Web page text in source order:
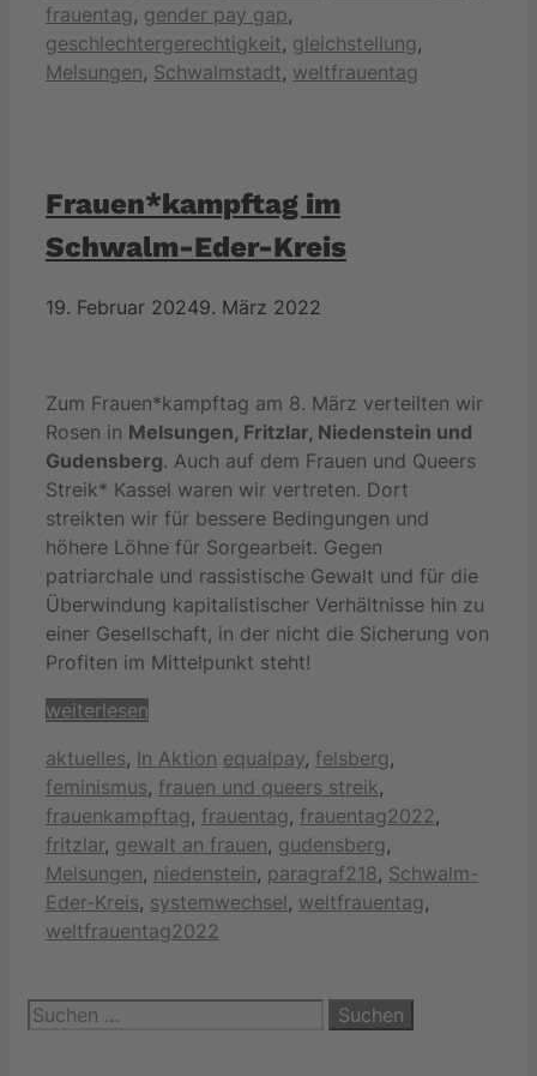
frauentag, gender pay gap,
geschlechtergerechtigkeit, gleichstellung,
Melsungen, Schwalmstadt, weltfrauentag
Frauen*kampftag im
Schwalm-Eder-Kreis
19. Februar 20249. März 2022
Zum Frauen*kampftag am 8. März verteilten wir
Rosen in Melsungen, Fritzlar, Niedenstein und
Gudensberg. Auch auf dem Frauen und Queers
Streik* Kassel waren wir vertreten. Dort
streikten wir für bessere Bedingungen und
höhere Löhne für Sorgearbeit. Gegen
patriarchale und rassistische Gewalt und für die
Überwindung kapitalistischer Verhältnisse hin zu
einer Gesellschaft, in der nicht die Sicherung von
Profiten im Mittelpunkt steht!
weiterlesen
Kategorien
aktuelles, In Aktion Schlagwörter
equalpay, felsberg,
feminismus, frauen und queers streik,
frauenkampftag, frauentag, frauentag2022 ,
fritzlar, gewalt an frauen, gudensberg,
Melsungen, niedenstein, paragraf218, Schwalm-
Eder-Kreis, systemwechsel, weltfrauentag,
weltfrauentag2022
Suchen
nach: